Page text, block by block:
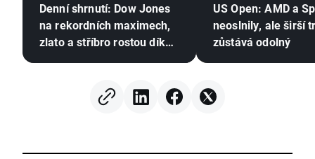
Denní shrnutí: Dow Jones
na rekordních maximech,
zlato a stříbro rostou díky
US Open: AMD a
neoslnily, ale širší
zůstává odolný